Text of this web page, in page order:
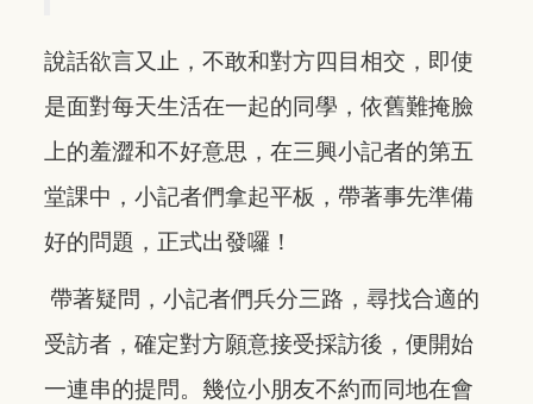
說話欲言又止，不敢和對方四目相交，即使
是面對每天生活在一起的同學，依舊難掩臉
上的羞澀和不好意思，在三興小記者的第五
堂課中，小記者們拿起平板，帶著事先準備
好的問題，正式出發囉！
帶著疑問，小記者們兵分三路，尋找合適的
受訪者，確定對方願意接受採訪後，便開始
一連串的提問。幾位小朋友不約而同地在會